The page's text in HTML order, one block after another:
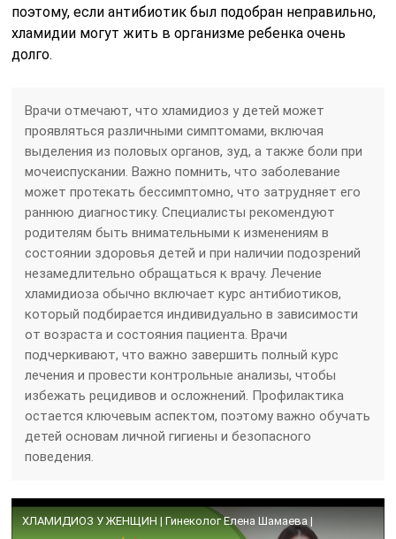
поэтому, если антибиотик был подобран неправильно,
хламидии могут жить в организме ребенка очень
долго.
Врачи отмечают, что хламидиоз у детей может
проявляться различными симптомами, включая
выделения из половых органов, зуд, а также боли при
мочеиспускании. Важно помнить, что заболевание
может протекать бессимптомно, что затрудняет его
раннюю диагностику. Специалисты рекомендуют
родителям быть внимательными к изменениям в
состоянии здоровья детей и при наличии подозрений
незамедлительно обращаться к врачу. Лечение
хламидиоза обычно включает курс антибиотиков,
который подбирается индивидуально в зависимости
от возраста и состояния пациента. Врачи
подчеркивают, что важно завершить полный курс
лечения и провести контрольные анализы, чтобы
избежать рецидивов и осложнений. Профилактика
остается ключевым аспектом, поэтому важно обучать
детей основам личной гигиены и безопасного
поведения.
ХЛАМИДИОЗ У ЖЕНЩИН | Гинеколог Елена Шамаева |